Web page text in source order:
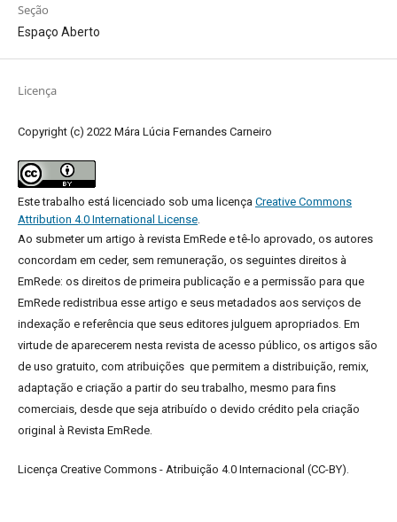
Seção
Espaço Aberto
Licença
Copyright (c) 2022 Mára Lúcia Fernandes Carneiro
Este trabalho está licenciado sob uma licença Creative Commons
Attribution 4.0 International License.
Ao submeter um artigo à revista EmRede e tê-lo aprovado, os autores
concordam em ceder, sem remuneração, os seguintes direitos à
EmRede: os direitos de primeira publicação e a permissão para que
EmRede redistribua esse artigo e seus metadados aos serviços de
indexação e referência que seus editores julguem apropriados. Em
virtude de aparecerem nesta revista de acesso público, os artigos são
de uso gratuito, com atribuições que permitem a distribuição, remix,
adaptação e criação a partir do seu trabalho, mesmo para fins
comerciais, desde que seja atribuído o devido crédito pela criação
original à Revista EmRede.
Licença Creative Commons - Atribuição 4.0 Internacional (CC-BY).